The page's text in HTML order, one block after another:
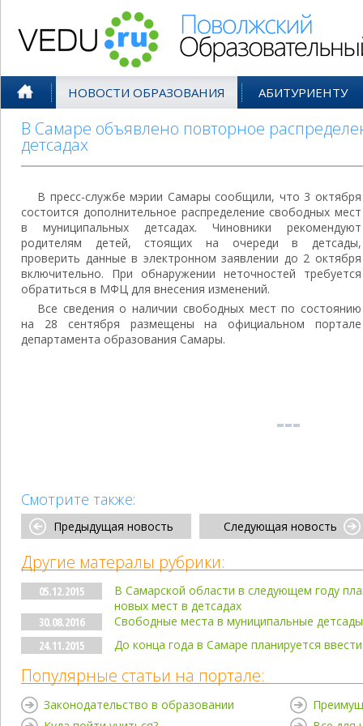
НОВОСТИ ОБРАЗОВАНИЯ АБИТУРИЕНТУ
В Самаре объявлено повторное
детсадах
В пресс-службе мэрии Самары сообщили, что 3 октября
состоится дополнительное распределение свободных мест
в муниципальных детсадах. Чиновники рекомендуют
родителям детей, стоящих на очереди в детсады,
проверить данные в электронном заявлении до 2 октября
включительно. При обнаружении неточностей требуется
обратиться в МФЦ для внесения изменений.
Все сведения о наличии свободных мест по состоянию
на 28 сентября размещены на официальном портале
департамента образования Самары.
Смотрите также:
Предыдущая новость Следующая новость
Другие матералы рубрики:
05.12.2015
В Самарской области в следующем году
новых мест в детсадах
30.08.2016
Свободные места в муниципальные
24.11.2015
До конца года в Самаре планируется
Популярные статьи на портале:
Законодательство в образовании